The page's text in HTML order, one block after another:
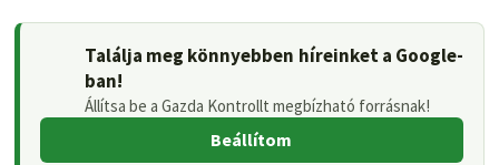
Találja meg könnyebben híreinket a Google-
ban!
Állítsa be a Gazda Kontrollt megbízható forrásnak!
Beállítom